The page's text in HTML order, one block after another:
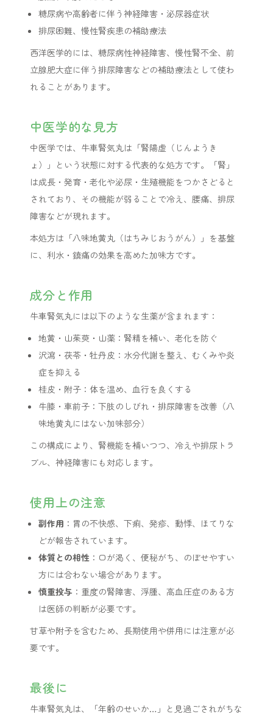
糖尿病や高齢者に伴う神経障害・泌尿器症状
排尿困難、慢性腎疾患の補助療法
西洋医学的には、糖尿病性神経障害、慢性腎不全、前
立腺肥大症に伴う排尿障害などの補助療法として使わ
れることがあります。
中医学的な見方
中医学では、牛車腎気丸は「腎陽虚（じんようき
ょ）」という状態に対する代表的な処方です。「腎」
は成長・発育・老化や泌尿・生殖機能をつかさどると
されており、その機能が弱ることで冷え、腰痛、排尿
障害などが現れます。
本処方は「八味地黄丸（はちみじおうがん）」を基盤
に、利水・鎮痛の効果を高めた加味方です。
成分と作用
牛車腎気丸には以下のような生薬が含まれます：
地黄・山茱萸・山薬：腎精を補い、老化を防ぐ
沢瀉・茯苓・牡丹皮：水分代謝を整え、むくみや炎
症を抑える
桂皮・附子：体を温め、血行を良くする
牛膝・車前子：下肢のしびれ・排尿障害を改善（八
味地黄丸にはない加味部分）
この構成により、腎機能を補いつつ、冷えや排尿トラ
ブル、神経障害にも対応します。
使用上の注意
副作用 ：胃の不快感、下痢、発疹、動悸、ほてりな
どが報告されています。
体質との相性 ：口が渇く、便秘がち、のぼせやすい
方には合わない場合があります。
慎重投与 ：重度の腎障害、浮腫、高血圧症のある方
は医師の判断が必要です。
甘草や附子を含むため、長期使用や併用には注意が必
要です。
最後に
牛車腎気丸は、「年齢のせいか…」と見過ごされがちな